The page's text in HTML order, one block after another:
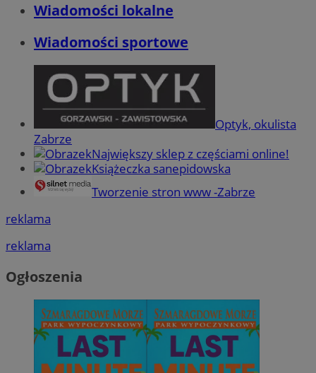
Wiadomości lokalne
Wiadomości sportowe
Optyk, okulista
Zabrze
Największy sklep z częściami online!
Książeczka sanepidowska
Tworzenie stron www -Zabrze
reklama
reklama
Ogłoszenia